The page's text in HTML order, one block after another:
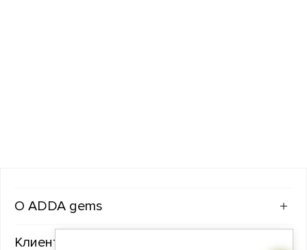
ADDA gems
Клиентам